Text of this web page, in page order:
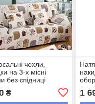
чохли,
на 3-х місні
без спідниці
Квадрати
₴ 1